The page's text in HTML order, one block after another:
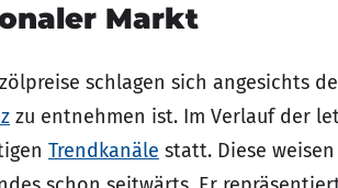
Markt
schlagen sich angesichts
zu entnehmen ist. Im Verlauf der
Trendkanäle statt. Diese